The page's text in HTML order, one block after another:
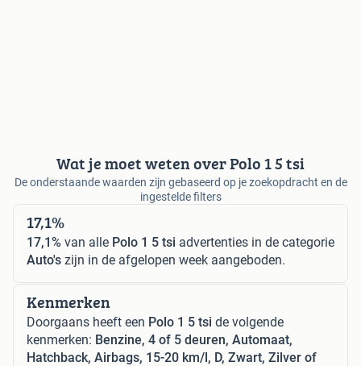
Wat je moet weten over Polo 1 5 tsi
De onderstaande waarden zijn gebaseerd op je zoekopdracht en de
ingestelde filters
17,1%
17,1% van alle Polo 1 5 tsi advertenties in de categorie
Auto's zijn in de afgelopen week aangeboden.
Kenmerken
Doorgaans heeft een Polo 1 5 tsi de volgende
kenmerken: Benzine, 4 of 5 deuren, Automaat,
Hatchback, Airbags, 15-20 km/l, D, Zwart, Zilver of